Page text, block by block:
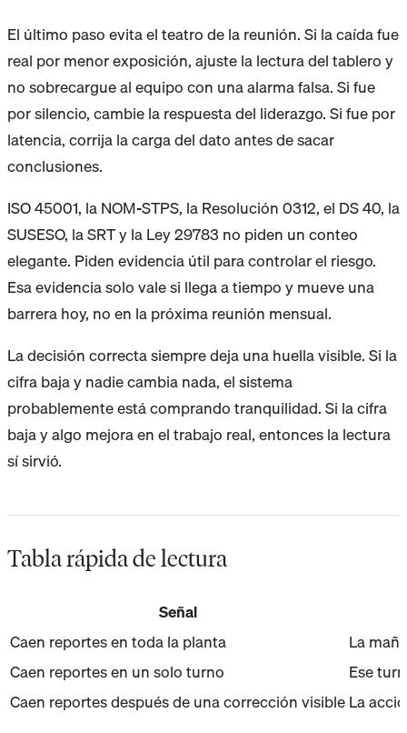
El último paso evita el teatro de la reunión. Si la caída fue
real por menor exposición, ajuste la lectura del tablero y
no sobrecargue al equipo con una alarma falsa. Si fue
por silencio, cambie la respuesta del liderazgo. Si fue por
latencia, corrija la carga del dato antes de sacar
conclusiones.
ISO 45001, la NOM-STPS, la Resolución 0312, el DS 40, la
SUSESO, la SRT y la Ley 29783 no piden un conteo
elegante. Piden evidencia útil para controlar el riesgo.
Esa evidencia solo vale si llega a tiempo y mueve una
barrera hoy, no en la próxima reunión mensual.
La decisión correcta siempre deja una huella visible. Si la
cifra baja y nadie cambia nada, el sistema
probablemente está comprando tranquilidad. Si la cifra
baja y algo mejora en el trabajo real, entonces la lectura
sí sirvió.
Tabla rápida de lectura
Señal
Caen reportes en toda la planta
La
Caen reportes en un solo turno
Ese
Caen reportes después de una corrección visibleLa